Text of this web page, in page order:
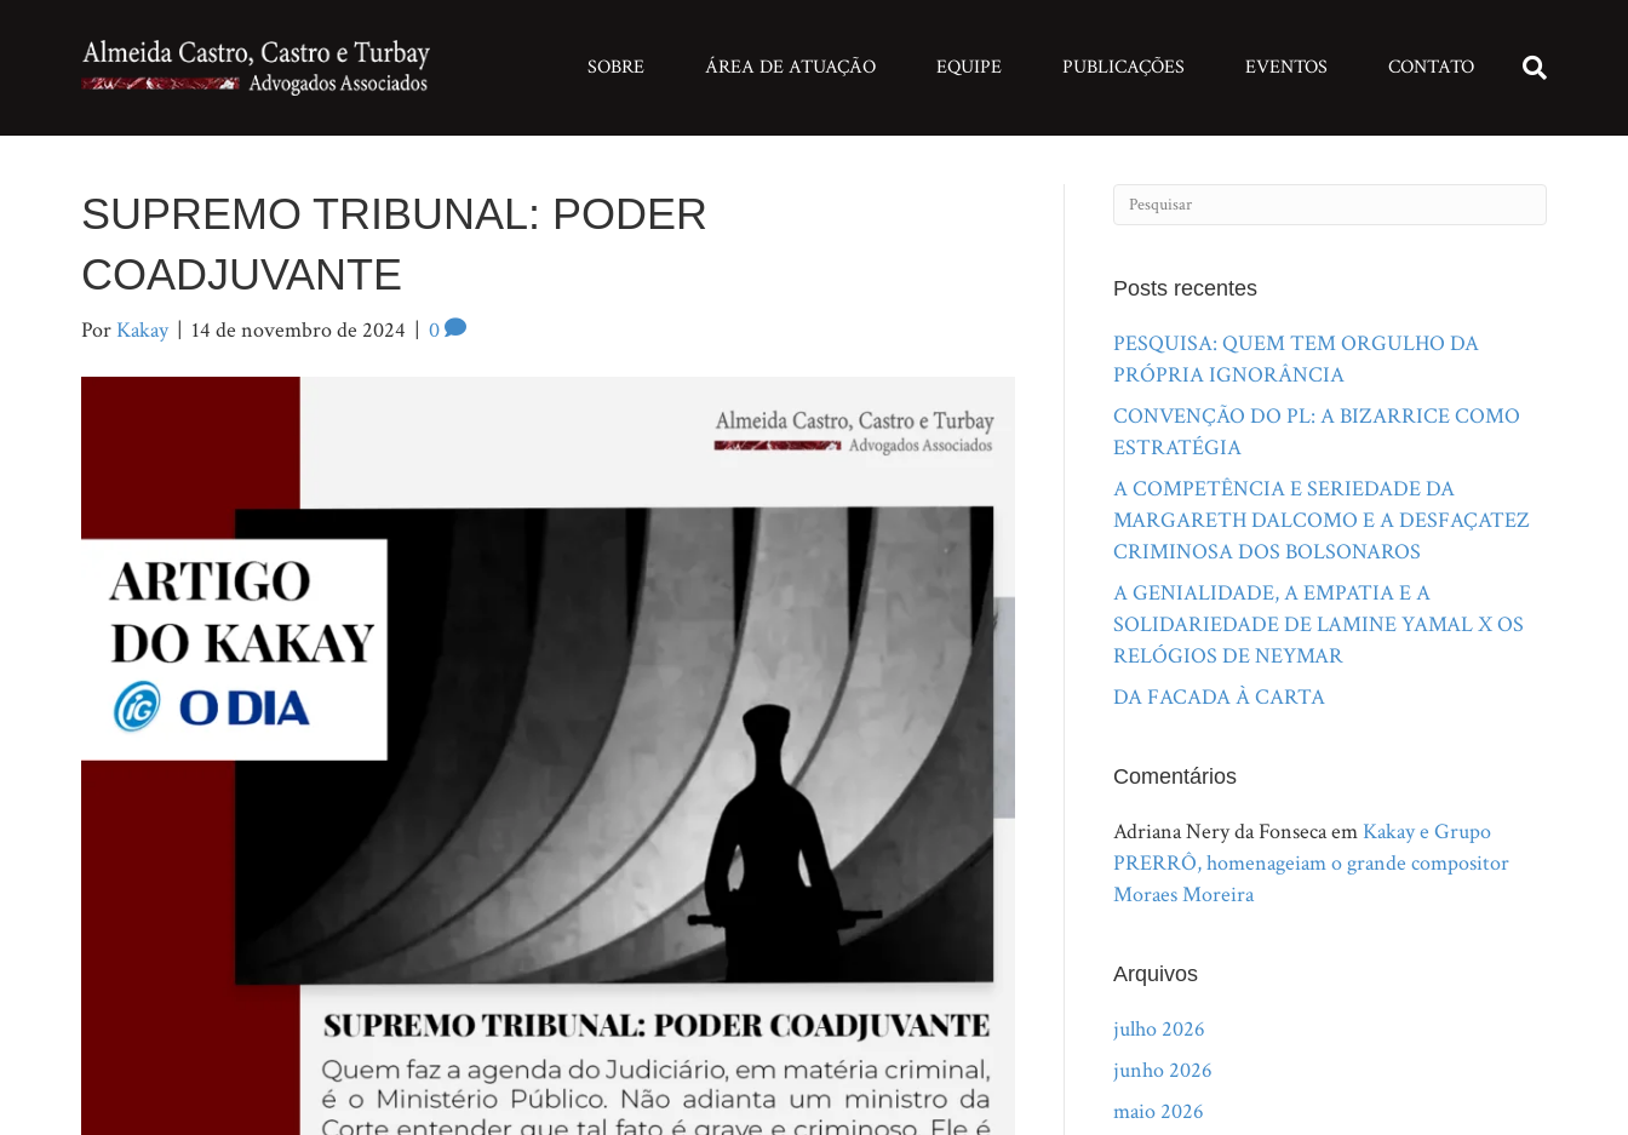
SOBRE ÁREA DE ATUAÇÃO EQUIPE PUBLICAÇÕES EVENTOS CONTATO
SUPREMO TRIBUNAL: PODER
COADJUVANTE
PorKakay | 14 de novembro de 2024 | 0
Posts recentes
PESQUISA: QUEM TEM ORGULHO DA
PRÓPRIA IGNORÂNCIA
CONVENÇÃO DO PL: A BIZARRICE COMO
ESTRATÉGIA
A COMPETÊNCIA E SERIEDADE DA
MARGARETH DALCOMO E A DESFAÇATEZ
CRIMINOSA DOS BOLSONAROS
A GENIALIDADE, A EMPATIA E A
SOLIDARIEDADE DE LAMINE YAMAL X OS
RELÓGIOS DE NEYMAR
DA FACADA À CARTA
Comentários
Adriana Nery da FonsecaemKakay e Grupo
PRERRÔ, homenageiam o grande compositor
Moraes Moreira
Arquivos
julho 2026
junho 2026
maio 2026